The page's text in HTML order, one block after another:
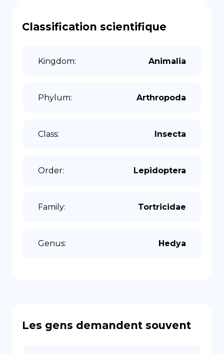
Classification scientifique
Kingdom: Animalia
Phylum: Arthropoda
Class: Insecta
Order: Lepidoptera
Family: Tortricidae
Genus: Hedya
Les gens demandent souvent